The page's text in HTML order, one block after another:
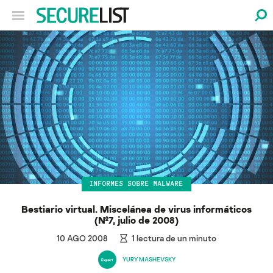
INFORMES SOBRE MALWARE
Bestiario virtual. Miscelánea de virus informáticos
(№7, julio de 2008)
10 AGO 2008 1 lectura de un minuto
YURY MASHEVSKY